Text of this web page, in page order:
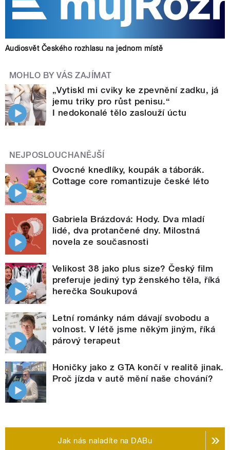
Audiosvět Českého rozhlasu na jednom místě
MOHLO BY VÁS ZAJÍMAT
„Vytiskl mi cviky ke zpevnění zadku, já
jemu triky pro růst penisu.“
I nedokonalé tělo zaslouží úctu
NEJPOSLOUCHANĚJŠÍ
Ovocné knedlíky, koupák a táborák.
Cottage core romantizuje české léto
Gabriela Brázdová: Hody. Dva mladí
lidé, dva protančené dny. Milostná
novela ze současnosti
Velikost 38 jako plus size? Český film
preferuje jediný typ ženského těla, říká
herečka Soukupová
Letní románky nám dávají svobodu a
volnost. V létě jsme někým jiným, říká
párový terapeut
Honičky jako z GTA končí v realitě jinak.
Proč jízda v autě mění naše chování?
Jak nás naladíte na DABu